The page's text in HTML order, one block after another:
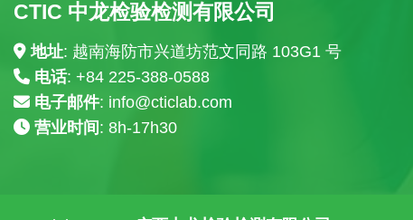
CTIC 中龙检验检测有限公司
地址: 越南海防市兴道坊范文同路 103G1 号
电话: +84 225-388-0588
电子邮件: info@cticlab.com
营业时间 : 8h-17h30